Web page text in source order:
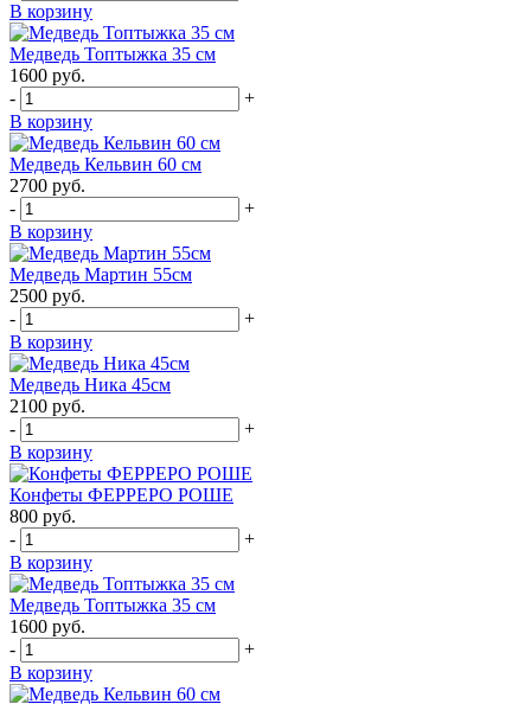
В корзину
Медведь Топтыжка 35 см
1600 руб.
-
+
В корзину
Медведь Кельвин 60 см
2700 руб.
-
+
В корзину
Медведь Мартин 55см
2500 руб.
-
+
В корзину
Медведь Ника 45см
2100 руб.
-
+
В корзину
Конфеты ФЕРРЕРО РОШЕ
800 руб.
-
+
В корзину
Медведь Топтыжка 35 см
1600 руб.
-
+
В корзину